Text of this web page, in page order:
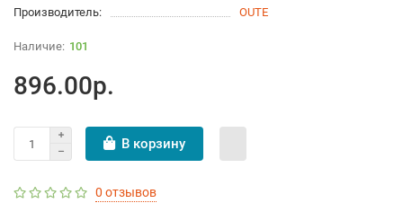
Производитель:
OUTE
101
896.00р.
В корзину
0 отзывов